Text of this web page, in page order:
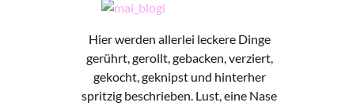
Hier werden allerlei leckere Dinge
gerührt, gerollt, gebacken, verziert,
gekocht, geknipst und hinterher
spritzig beschrieben. Lust, eine Nase